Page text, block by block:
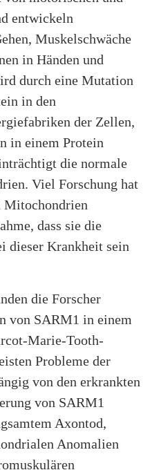
entwickeln
Muskelschwäche
in Händen und
durch eine Mutation
in den
der Zellen,
in einem Protein
die normale
Viel Forschung hat
Mitochondrien
dass sie die
dieser Krankheit sein
die Forscher
von SARM1 in einem
Marie-Tooth-
Probleme der
von den erkrankten
von SARM1
Axontod,
Anomalien